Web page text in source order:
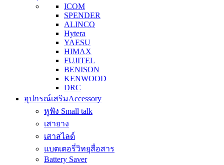
ICOM
SPENDER
ALINCO
Hytera
YAESU
HIMAX
FUJITEL
BENISON
KENWOOD
DRC
อุปกรณ์เสริมAccessory
หูฟัง Small talk
เสายาง
เสาสไลด์
แบตเตอรี่วิทยุสื่อสาร
Battery Saver